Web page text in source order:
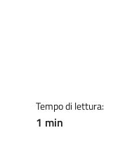
Tempo di lettura:
1 min